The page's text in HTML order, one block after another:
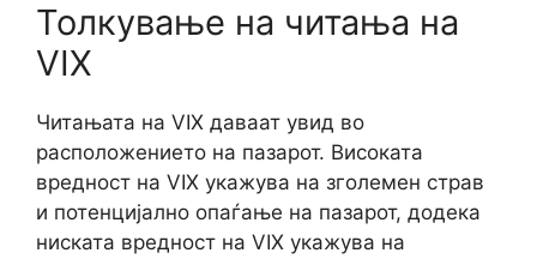
Толкување на читања на
VIX
Читањата на VIX даваат увид во
расположението на пазарот. Високата
вредност на VIX укажува на зголемен страв
и потенцијално опаѓање на пазарот, додека
ниската вредност на VIX укажува на